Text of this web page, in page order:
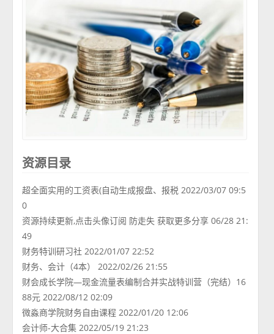
资源目录
超全面实用的工资表(自动生成报盘、报税 2022/03/07 09:5
0
资源持续更新,点击头像订阅 防走失 获取更多分享 06/28 21:
49
财务特训研习社 2022/01/07 22:52
财务、会计（4本） 2022/02/26 21:55
财会成长学院—现金流量表编制合并实战特训营（完结）16
88元 2022/08/12 02:09
微淼商学院财务自由课程 2022/01/20 12:06
会计师-大合集 2022/05/19 21:23